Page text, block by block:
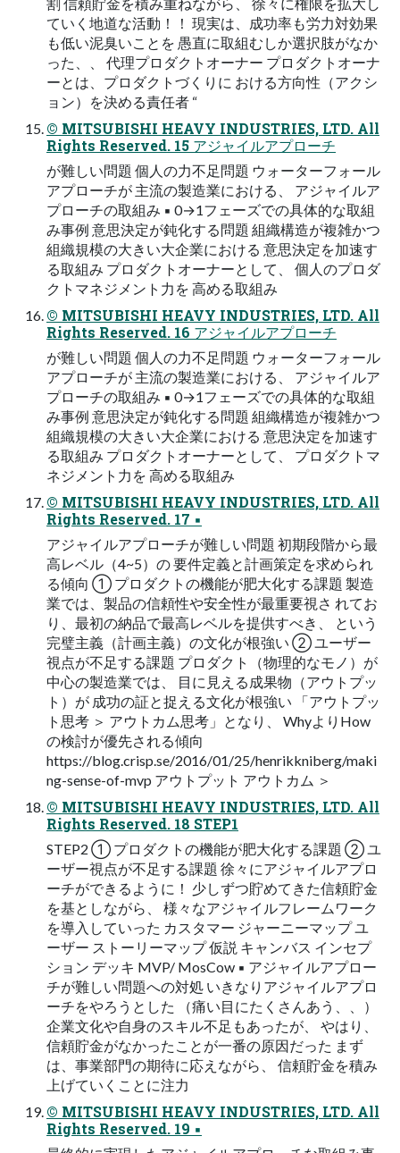
ていく地道な活動！！ 現実は、成功率も労⼒対効果
も低い泥臭いことを 愚直に取組むしか選択肢がなか
った、、 代理プロダクトオーナー プロダクトオーナ
ーとは、プロダクトづくりに おける⽅向性（アクシ
ョン）を決める責任者 “
© MITSUBISHI HEAVY INDUSTRIES, LTD. All
Rights Reserved. 15 アジャイルアプローチ
が難しい問題 個⼈の⼒不⾜問題 ウォーターフォール
アプローチが 主流の製造業における、 アジャイルア
プローチの取組み ▪ 0→1フェーズでの具体的な取組
み事例 意思決定が鈍化する問題 組織構造が複雑かつ
組織規模の⼤きい⼤企業における 意思決定を加速す
る取組み プロダクトオーナーとして、 個⼈のプロダ
クトマネジメント⼒を ⾼める取組み
© MITSUBISHI HEAVY INDUSTRIES, LTD. All
Rights Reserved. 16 アジャイルアプローチ
が難しい問題 個⼈の⼒不⾜問題 ウォーターフォール
アプローチが 主流の製造業における、 アジャイルア
プローチの取組み ▪ 0→1フェーズでの具体的な取組
み事例 意思決定が鈍化する問題 組織構造が複雑かつ
組織規模の⼤きい⼤企業における 意思決定を加速す
る取組み プロダクトオーナーとして、 プロダクトマ
ネジメント⼒を ⾼める取組み
© MITSUBISHI HEAVY INDUSTRIES, LTD. All
Rights Reserved. 17 ▪
アジャイルアプローチが難しい問題 初期段階から最
⾼レベル（4~5）の 要件定義と計画策定を求められ
る傾向 ① プロダクトの機能が肥⼤化する課題 製造
業では、製品の信頼性や安全性が最重要視さ れてお
り、最初の納品で最⾼レベルを提供すべき、 という
完璧主義（計画主義）の⽂化が根強い ② ユーザー
視点が不⾜する課題 プロダクト（物理的なモノ）が
中⼼の製造業では、 ⽬に⾒える成果物（アウトプッ
ト）が 成功の証と捉える⽂化が根強い 「アウトプッ
ト思考 ＞ アウトカム思考」となり、 WhyよりHow
の検討が優先される傾向
https://blog.crisp.se/2016/01/25/henrikkniberg/maki
ng-sense-of-mvp アウトプット アウトカム ＞
© MITSUBISHI HEAVY INDUSTRIES, LTD. All
Rights Reserved. 18 STEP1
STEP2 ① プロダクトの機能が肥⼤化する課題 ② ユ
ーザー視点が不⾜する課題 徐々にアジャイルアプロ
ーチができるように！ 少しずつ貯めてきた信頼貯⾦
を基としながら、 様々なアジャイルフレームワーク
を導⼊していった カスタマー ジャーニーマップ ユ
ーザー ストーリーマップ 仮説 キャンバス インセプ
ション デッキ MVP/ MosCow ▪ アジャイルアプロー
チが難しい問題への対処 いきなりアジャイルアプロ
ーチをやろうとした （痛い⽬にたくさんあう、、）
企業⽂化や⾃⾝のスキル不⾜もあったが、 やはり、
信頼貯⾦がなかったことが⼀番の原因だった まず
は、事業部⾨の期待に応えながら、 信頼貯⾦を積み
上げていくことに注⼒
© MITSUBISHI HEAVY INDUSTRIES, LTD. All
Rights Reserved. 19 ▪